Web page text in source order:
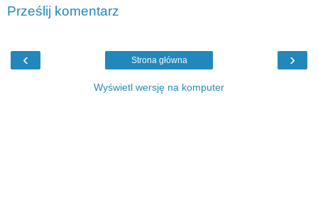
Prześlij komentarz
‹ ›
Strona główna
Wyświetl wersję na komputer